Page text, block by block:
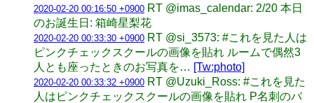
2020-02-20 00:16:50 +0900 RT @imas_calendar: 2/20 本日
のお誕生日: 箱崎星梨花
2020-02-20 00:33:30 +0900 RT @si_3573: #これを見た人は
ピンクチェックスクールの画像を貼れ ルームで偶然3
人とも座ったときのお写真を… [Tw:photo]
2020-02-20 00:33:32 +0900 RT @Uzuki_Ross: #これを見た
人はピンクチェックスクールの画像を貼れ P名刺のバ